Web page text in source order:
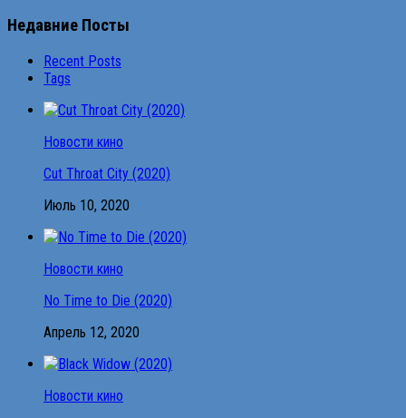
Недавние Посты
Recent Posts
Tags
Новости кино
Cut Throat City (2020)
Июль 10, 2020
Новости кино
No Time to Die (2020)
Апрель 12, 2020
Новости кино